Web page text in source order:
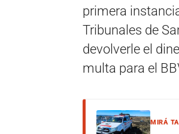
primera
Tribunales de
devolverle el
multa para el
MIRÁ